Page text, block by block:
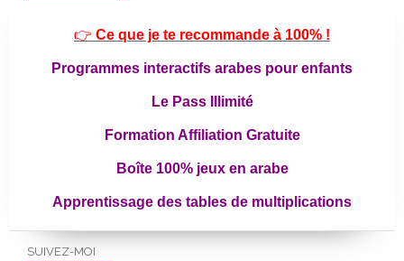
SUIVEZ-MOI
👉 Ce que je te recommande à 100% !
Programmes interactifs arabes pour enfants
Le Pass Illimité
Formation Affiliation Gratuite
Boîte 100% jeux en arabe
Apprentissage des tables de multiplications